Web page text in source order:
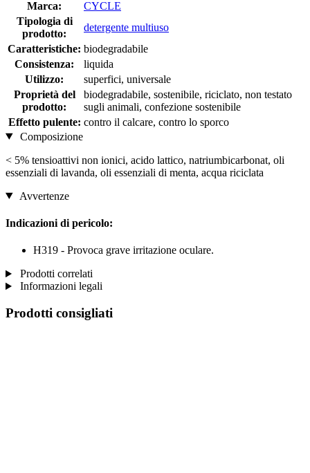
Marca:
CYCLE
Tipologia di
prodotto:
detergente multiuso
Caratteristiche: biodegradabile
Consistenza:
liquida
Utilizzo:
superfici, universale
Proprietà del
prodotto:
biodegradabile, sostenibile, riciclato, non testato
sugli animali, confezione sostenibile
Effetto pulente: contro il calcare, contro lo sporco
Composizione
< 5% tensioattivi non ionici, acido lattico, natriumbicarbonat, oli
essenziali di lavanda, oli essenziali di menta, acqua riciclata
Avvertenze
Indicazioni di pericolo:
H319 - Provoca grave irritazione oculare.
Prodotti correlati
Informazioni legali
Prodotti consigliati